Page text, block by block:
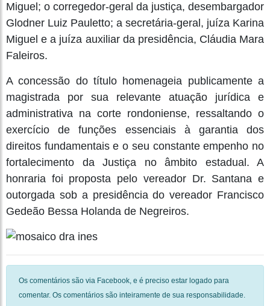
Miguel; o corregedor-geral da justiça, desembargador
Glodner Luiz Pauletto; a secretária-geral, juíza Karina
Miguel e a juíza auxiliar da presidência, Cláudia Mara
Faleiros.
A concessão do título homenageia publicamente a
magistrada por sua relevante atuação jurídica e
administrativa na corte rondoniense, ressaltando o
exercício de funções essenciais à garantia dos
direitos fundamentais e o seu constante empenho no
fortalecimento da Justiça no âmbito estadual. A
honraria foi proposta pelo vereador Dr. Santana e
outorgada sob a presidência do vereador Francisco
Gedeão Bessa Holanda de Negreiros.
Os comentários são via Facebook, e é preciso estar logado para
comentar. Os comentários são inteiramente de sua responsabilidade.